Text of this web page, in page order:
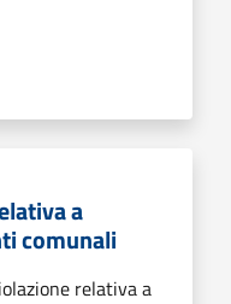
a
comunali
relativa a